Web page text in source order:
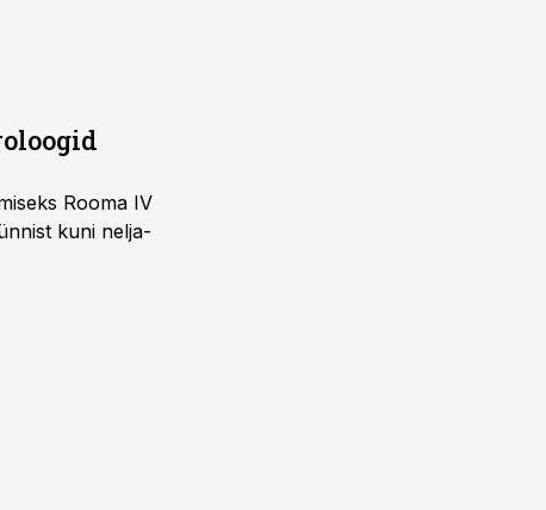
Rooma IV
kuni nelja-